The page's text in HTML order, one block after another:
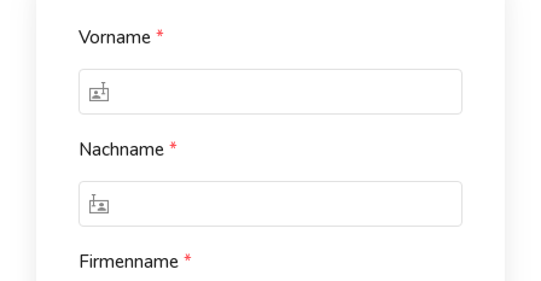
Vorname *
Nachname *
Firmenname *